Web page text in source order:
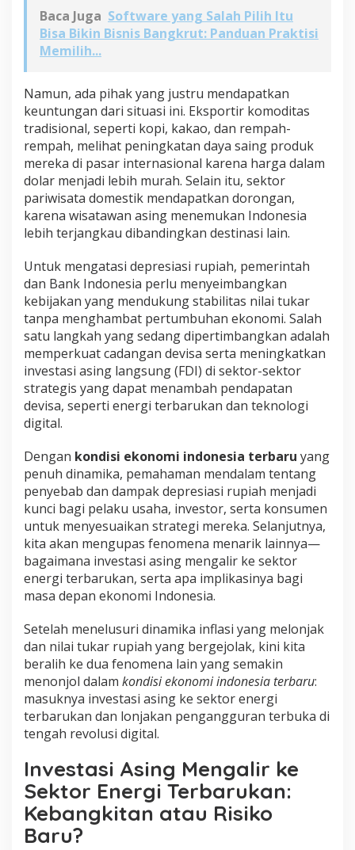
Baca Juga Software yang Salah Pilih Itu
Bisa Bikin Bisnis Bangkrut: Panduan Praktisi
Memilih...
Namun, ada pihak yang justru mendapatkan
keuntungan dari situasi ini. Eksportir komoditas
tradisional, seperti kopi, kakao, dan rempah-
rempah, melihat peningkatan daya saing produk
mereka di pasar internasional karena harga dalam
dolar menjadi lebih murah. Selain itu, sektor
pariwisata domestik mendapatkan dorongan,
karena wisatawan asing menemukan Indonesia
lebih terjangkau dibandingkan destinasi lain.
Untuk mengatasi depresiasi rupiah, pemerintah
dan Bank Indonesia perlu menyeimbangkan
kebijakan yang mendukung stabilitas nilai tukar
tanpa menghambat pertumbuhan ekonomi. Salah
satu langkah yang sedang dipertimbangkan adalah
memperkuat cadangan devisa serta meningkatkan
investasi asing langsung (FDI) di sektor-sektor
strategis yang dapat menambah pendapatan
devisa, seperti energi terbarukan dan teknologi
digital.
Dengan kondisi ekonomi indonesia terbaru yang
penuh dinamika, pemahaman mendalam tentang
penyebab dan dampak depresiasi rupiah menjadi
kunci bagi pelaku usaha, investor, serta konsumen
untuk menyesuaikan strategi mereka. Selanjutnya,
kita akan mengupas fenomena menarik lainnya—
bagaimana investasi asing mengalir ke sektor
energi terbarukan, serta apa implikasinya bagi
masa depan ekonomi Indonesia.
Setelah menelusuri dinamika inflasi yang melonjak
dan nilai tukar rupiah yang bergejolak, kini kita
beralih ke dua fenomena lain yang semakin
menonjol dalam kondisi ekonomi indonesia terbaru:
masuknya investasi asing ke sektor energi
terbarukan dan lonjakan pengangguran terbuka di
tengah revolusi digital.
Investasi Asing Mengalir ke
Sektor Energi Terbarukan:
Kebangkitan atau Risiko
Baru?